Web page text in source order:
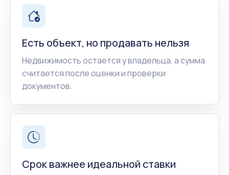
Есть объект, но продавать нельзя
Недвижимость остается у владельца, а сумма
считается после оценки и проверки
документов.
Срок важнее идеальной ставки